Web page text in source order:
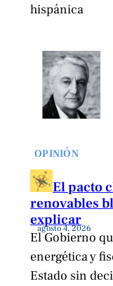
hispánica
OPINIÓN
El pacto
renovables
explicar
agosto 4, 2026
El Gobierno
energética y
Estado sin